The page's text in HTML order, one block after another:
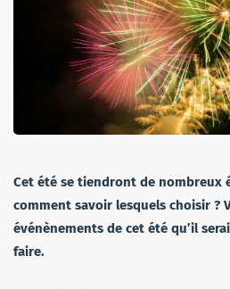
Cet été se tiendront de nombreux
comment savoir lesquels choisir ?
événènements de cet été qu’il
faire.